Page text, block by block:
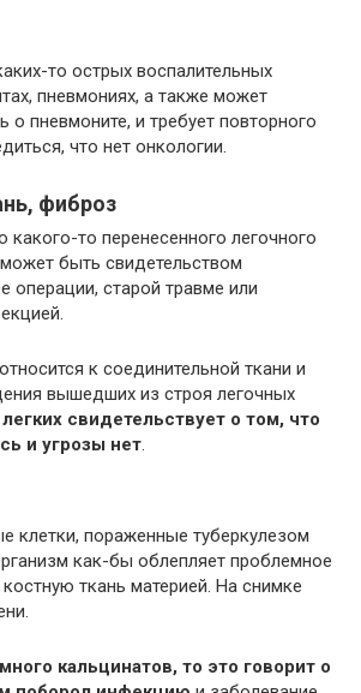
то острых воспалительных
пневмониях, а также может
о пневмоните, и требует повторного
что нет онкологии.
фиброз
какого-то перенесенного легочного
быть свидетельством
операции, старой травме или
к соединительной ткани и
вышедших из строя легочных
свидетельствует о том, что
и угрозы нет.
клетки, пораженные туберкулезом
как-бы облепляет проблемное
ткань материей. На снимке
кальцинатов, то это говорит о